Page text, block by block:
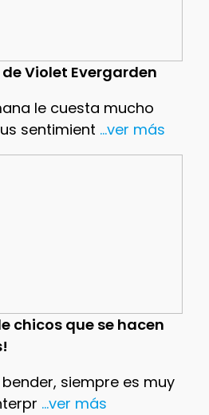
Violet Evergarden
le cuesta mucho
sentimient ...ver más
chicos que se hacen
siempre es muy
...ver más